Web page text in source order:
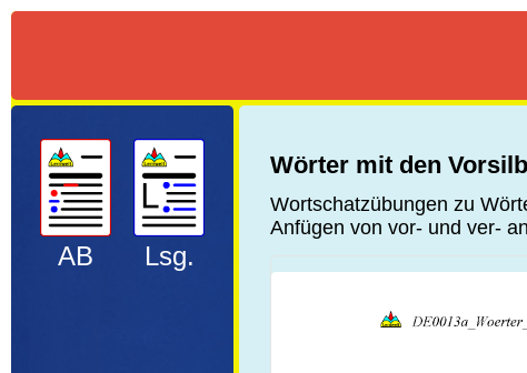
AB Lsg.
Wörter mit den
Wortschatzübungen zu
Anfügen von vor- und ver-